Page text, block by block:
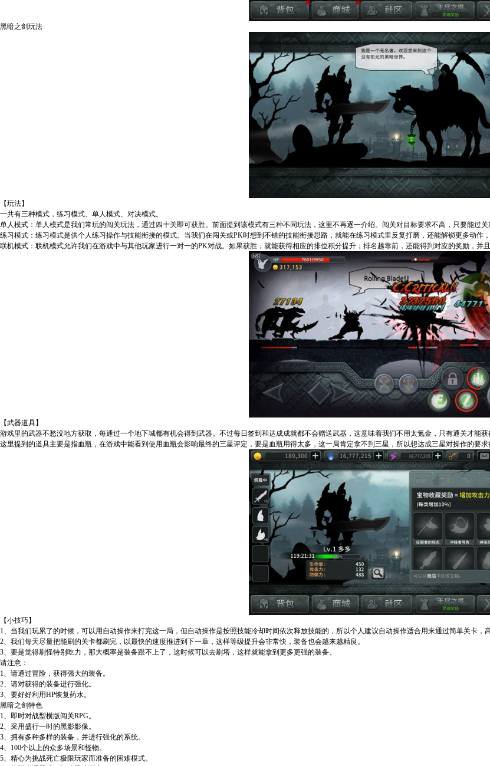
黑暗之剑玩法
【玩法】
一共有三种模式，练习模式、单人模式、对决模式。
单人模式：单人模式是我们常玩的闯关玩法，通过四十关即可获胜。前面提到该模式有三种不同玩法，这里不再逐一介绍。闯关对目标要求不高，只要能过关
练习模式：练习模式是供个人练习操作与技能衔接的模式。当我们在闯关或PK时想到不错的技能衔接思路，就能在练习模式里反复打磨，还能解锁更多动作
联机模式：联机模式允许我们在游戏中与其他玩家进行一对一的PK对战。如果获胜，就能获得相应的排位积分提升；排名越靠前，还能得到对应的奖励，并且
【武器道具】
游戏里的武器不愁没地方获取，每通过一个地下城都有机会得到武器。不过每日签到和达成成就都不会赠送武器，这意味着我们不用太氪金，只有通关才能获
这里提到的道具主要是指血瓶，在游戏中能看到使用血瓶会影响最终的三星评定，要是血瓶用得太多，这一局肯定拿不到三星，所以想达成三星对操作的要求
【小技巧】
1、当我们玩累了的时候，可以用自动操作来打完这一局，但自动操作是按照技能冷却时间依次释放技能的，所以个人建议自动操作适合用来通过简单关卡，
2、我们每天尽量把能刷的关卡都刷完，以最快的速度推进到下一章，这样等级提升会非常快，装备也会越来越精良。
3、要是觉得刷怪特别吃力，那大概率是装备跟不上了，这时候可以去刷塔，这样就能拿到更多更强的装备。
请注意：
1、请通过冒险，获得强大的装备。
2、请对获得的装备进行强化。
3、要好好利用HP恢复药水。
黑暗之剑特色
1、即时对战型横版闯关RPG。
2、采用盛行一时的黑影影像。
3、拥有多种多样的装备，并进行强化的系统。
4、100个以上的众多场景和怪物。
5、精心为挑战死亡极限玩家而准备的困难模式。